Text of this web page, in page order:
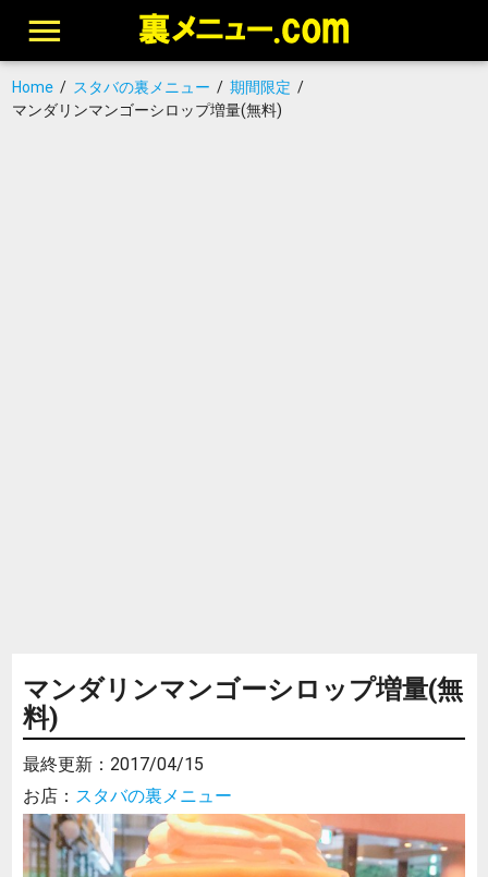
Home/ スタバの裏メニュー / 期間限定 /
マンダリンマンゴーシロップ増量(無料)
マンダリンマンゴーシロップ増量(無
料)
最終更新： 2017/04/15
お店： スタバの裏メニュー